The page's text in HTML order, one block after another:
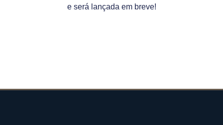
e será lançada em breve!